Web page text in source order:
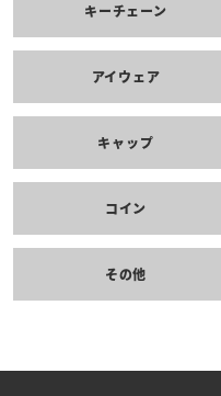
キーチェーン
アイウェア
キャップ
コイン
その他